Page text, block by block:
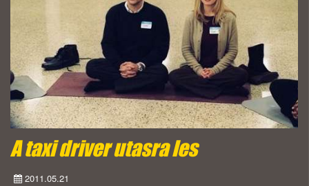
A taxi driver utasra les
2011.05.21